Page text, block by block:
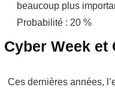
beaucoup plus
Probabilité : 20 %
Cyber Week et
Ces dernières années,